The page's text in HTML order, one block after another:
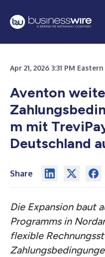
Apr 21, 2026 3:31 PM
Aventon
m mit
Deutschland
Share
Die Expansion baut
Programms in
flexible